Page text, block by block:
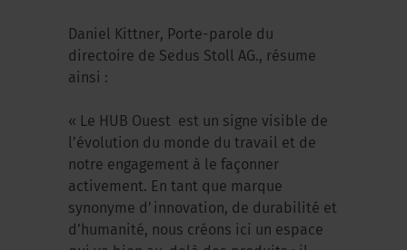
Daniel Kittner, Porte-parole du
directoire de Sedus Stoll AG., résume
ainsi :
« Le HUB Ouest est un signe visible de
l’évolution du monde du travail et de
notre engagement à le façonner
activement. En tant que marque
synonyme d’innovation, de durabilité et
d’humanité, nous créons ici un espace